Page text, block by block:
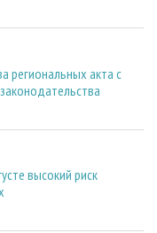
региональных акта с
высокий риск